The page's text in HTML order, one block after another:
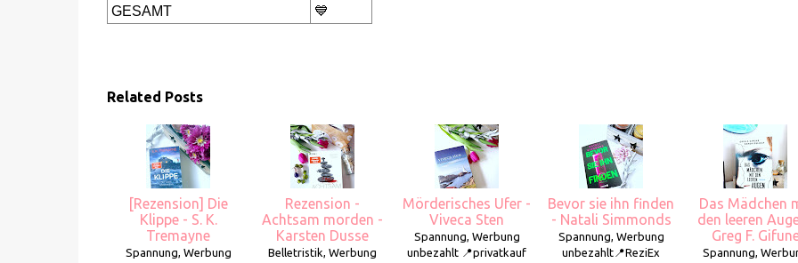
GESAMT
💙
Related Posts
[Rezension] Die
Klippe - S. K.
Tremayne
Spannung, Werbung
Rezension -
Achtsam morden -
Karsten Dusse
Belletristik, Werbung
Mörderisches Ufer -
Viveca Sten
Spannung, Werbung
unbezahlt 📍privatkauf
Bevor sie ihn finden
- Natali Simmonds
Spannung, Werbung
unbezahlt📍ReziEx
Das Mädchen
den leeren
Greg F.
Spannung,